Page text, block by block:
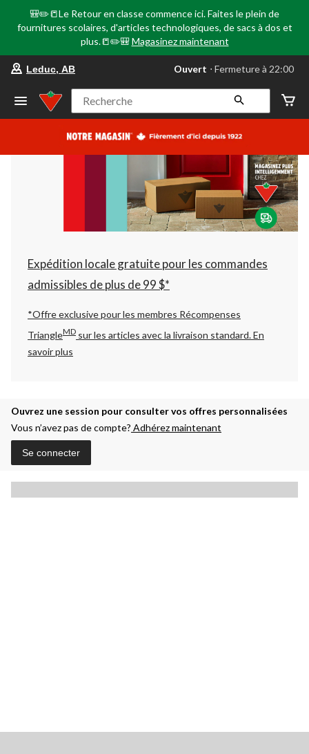
🎒✏️📒Le Retour en classe commence ici. Faites le plein de
fournitures scolaires, d'articles technologiques, de sacs à dos et
plus.📒✏️🎒 Magasinez maintenant
votre
préféré
Leduc,
AB,
courament
Fermeture
à
22:00
cliquer
pour
changer
Leduc, AB Ouvert ⋅ Fermeture à 22:00
Recherche
Expédition locale gratuite pour les commandes
admissibles de plus de 99 $*
*Offre exclusive pour les membres Récompenses
TriangleMD sur les articles avec la livraison standard.En
savoir plus
Ouvrez une session pour consulter vos offres personnalisées
Vous n’avez pas de compte? Adhérez maintenant
Se connecter